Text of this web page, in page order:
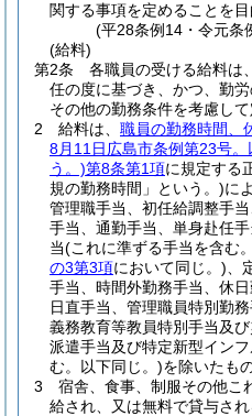
関する事項を定めることを目
(平28条例14・令元条
(給料)
第2条
各職員の受ける給料は
任の度に基づき、かつ、勤
その他の勤務条件を考慮して
2
給料は、 職員の勤務時間、
8月11日広島市条例第23号
う。)第8条第1項に規定する
規の勤務時間」という。)に
管理職手当、初任給調整手
手当、通勤手当、単身赴任
当(これに準ずる手当を含む。
の3第3項において同じ。)
手当、時間外勤務手当、休
日直手当、管理職員特別勤
義務教育等教員特別手当及
派遣手当及び特定新型イン
む。以下同じ。)を除いたも
3
宿舎、食事、制服その他こ
給され、又は無料で貸与さ